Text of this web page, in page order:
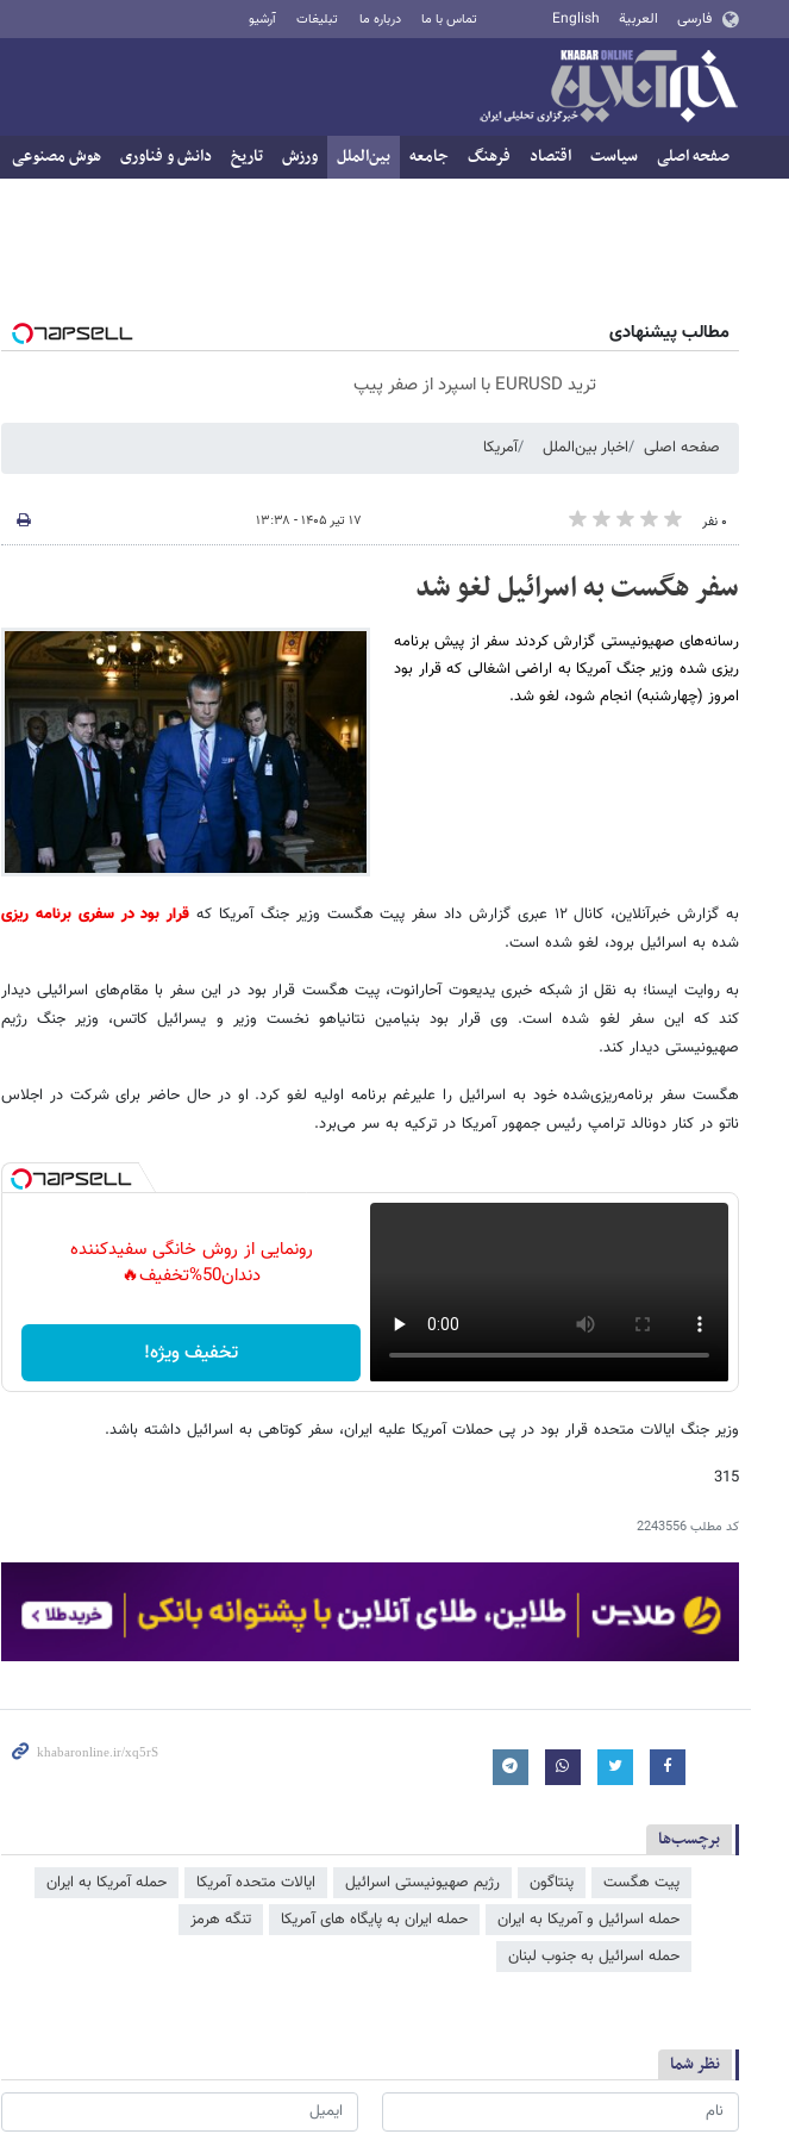
فارسی العربية English تماس با ما درباره ما تبلیغات آرشیو
صفحه اصلی سیاست اقتصاد فرهنگ جامعه بین‌الملل ورزش تاریخ دانش و فناوری هوش مصنوعی
مطالب پیشنهادی
ترید EURUSD با اسپرد از صفر پیپ
صفحه اصلی اخبار بین‌الملل آمریکا
۰ نفر ۱۷ تیر ۱۴۰۵ - ۱۳:۳۸
سفر هگست به اسرائیل لغو شد
رسانه‌های صهیونیستی گزارش کردند سفر از پیش برنامه
ریزی شده وزیر جنگ آمریکا به اراضی اشغالی که قرار بود
امروز (چهارشنبه) انجام شود، لغو شد.
به گزارش خبرآنلاین، کانال ۱۲ عبری گزارش داد سفر پیت هگست وزیر جنگ آمریکا که
قرار بود در سفری برنامه ریزی
شده به اسرائیل برود، لغو شده است.
به روایت ایسنا؛ به نقل از شبکه خبری یدیعوت آحارانوت، پیت هگست قرار بود در این سفر با مقام‌های اسرائیلی دیدار
کند که این سفر لغو شده است. وی قرار بود بنیامین نتانیاهو نخست وزیر و یسرائیل کاتس،‌ وزیر جنگ رژیم
صهیونیستی دیدار کند.
هگست سفر برنامه‌ریزی‌شده خود به اسرائیل را علیرغم برنامه اولیه لغو کرد. او در حال حاضر برای شرکت در اجلاس
ناتو در کنار دونالد ترامپ رئیس جمهور آمریکا در ترکیه به سر می‌برد.
رونمایی از روش خانگی سفیدکننده
دندان50%تخفیف🔥
تخفیف ویژه!
وزیر جنگ ایالات متحده قرار بود در پی حملات آمریکا علیه ایران، سفر کوتاهی به اسرائیل داشته باشد.
315
کد مطلب2243556
برچسب‌ها
پیت هگست پنتاگون رژیم صهیونیستی اسرائیل ایالات متحده آمریکا
حمله آمریکا به ایران
حمله اسرائیل و آمریکا به ایران
حمله ایران به پایگاه های آمریکا
تنگه هرمز
حمله اسرائیل به جنوب لبنان
نظر شما